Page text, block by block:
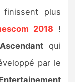
finissent plus
2018 !
qui
par le